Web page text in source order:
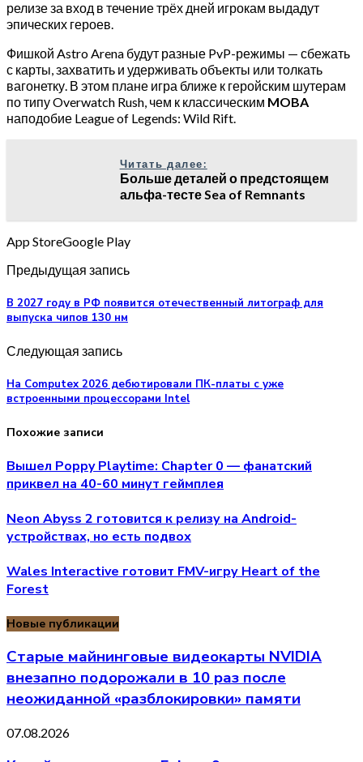
релизе за вход в течение трёх дней игрокам выдадут
эпических героев.
Фишкой Astro Arena будут разные PvP-режимы — сбежать
с карты, захватить и удерживать объекты или толкать
вагонетку. В этом плане игра ближе к геройским шутерам
по типу Overwatch Rush, чем к классическим MOBA
наподобие League of Legends: Wild Rift.
Читать далее:
Больше деталей о предстоящем
альфа-тесте Sea of Remnants
App StoreGoogle Play
Предыдущая запись
В 2027 году в РФ появится отечественный литограф для
выпуска чипов 130 нм
Следующая запись
На Computex 2026 дебютировали ПК-платы с уже
встроенными процессорами Intel
Похожие записи
Вышел Poppy Playtime: Chapter 0 — фанатский
приквел на 40-60 минут геймплея
Neon Abyss 2 готовится к релизу на Android-
устройствах, но есть подвох
Wales Interactive готовит FMV-игру Heart of the
Forest
Новые публикации
Старые майнинговые видеокарты NVIDIA
внезапно подорожали в 10 раз после
неожиданной «разблокировки» памяти
07.08.2026